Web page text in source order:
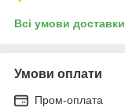
Всі умови доставки
Умови оплати
Пром-оплата